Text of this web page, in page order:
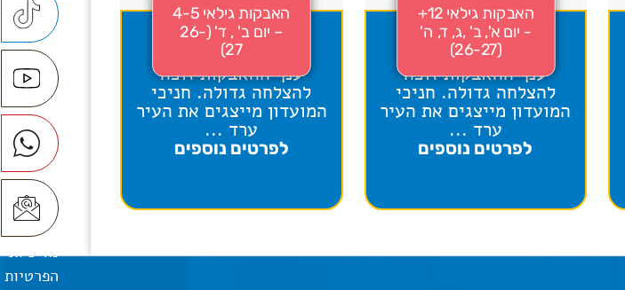
האבקות גילאי 12+
- יום א', ב' ,ג, ד, ה'
(26-27)
ענף ההאבקות זוכה
להצלחה גדולה. חניכי
המועדון מייצגים את העיר
ערד ...
לפרטים נוספים
האבקות גילאי 4-5
– יום ב' , ד' (26-
27)
ענף ההאבקות זוכה
להצלחה גדולה. חניכי
המועדון מייצגים את העיר
ערד ...
לפרטים נוספים
מדיניות
הפרטיות